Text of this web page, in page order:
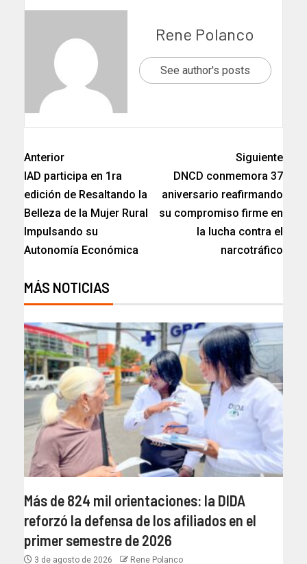
Rene Polanco
See author's posts
Anterior
IAD participa en 1ra
edición de Resaltando la
Belleza de la Mujer Rural
Impulsando su
Autonomía Económica
Siguiente
DNCD conmemora 37
aniversario reafirmando
su compromiso firme en
la lucha contra el
narcotráfico
MÁS NOTICIAS
Más de 824 mil orientaciones: la DIDA
reforzó la defensa de los afiliados en el
primer semestre de 2026
3 de agosto de 2026 Rene Polanco